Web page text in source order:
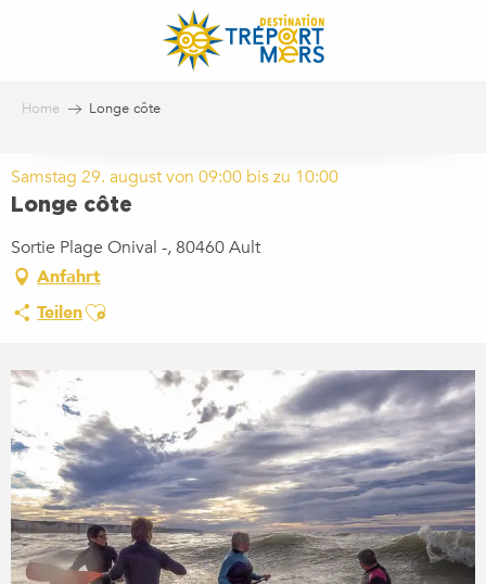
Home Longe côte
Samstag 29. august von 09:00 bis zu 10:00
Longe côte
Sortie Plage Onival -, 80460 Ault
Anfahrt
TeilenAjouter aux favoris